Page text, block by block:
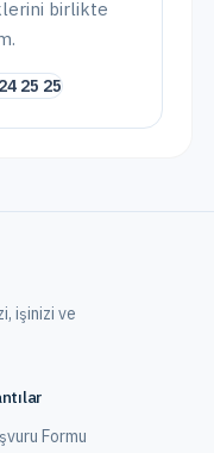
birlikte
25 25
işinizi ve
Formu